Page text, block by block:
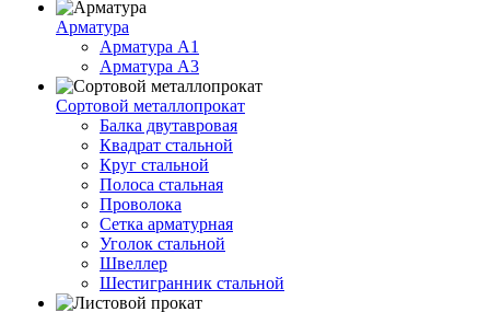
Арматура
Арматура A1
Арматура А3
Сортовой металлопрокат
Балка двутавровая
Квадрат стальной
Круг стальной
Полоса стальная
Проволока
Сетка арматурная
Уголок стальной
Швеллер
Шестигранник стальной